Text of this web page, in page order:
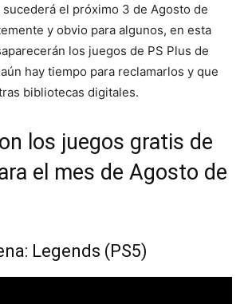
el próximo 3 de Agosto de
y obvio para algunos, en esta
los juegos de PS Plus de
hay tiempo para reclamarlos y que
bibliotecas digitales.
los juegos gratis de
el mes de Agosto de
Legends (PS5)